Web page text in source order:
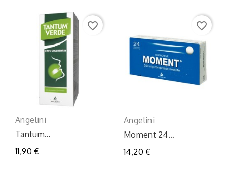
favorite_border
Angelini
Tantum
11,90 €
favorite_border
Angelini
Moment 24
200mg
14,20 €